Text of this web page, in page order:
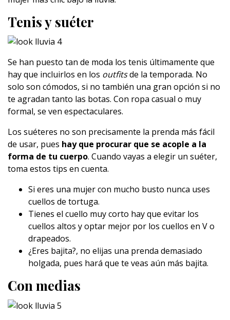
Tenis y suéter
Se han puesto tan de moda los tenis últimamente que
hay que incluirlos en los outfitsde la temporada. No
solo son cómodos, si no también una gran opción si no
te agradan tanto las botas. Con ropa casual o muy
formal, se ven espectaculares.
Los suéteres no son precisamente la prenda más fácil
de usar, pues hay que procurar que se acople a la
forma de tu cuerpo. Cuando vayas a elegir un suéter,
toma estos tips en cuenta.
Si eres una mujer con mucho busto nunca uses
cuellos de tortuga.
Tienes el cuello muy corto hay que evitar los
cuellos altos y optar mejor por los cuellos en V o
drapeados.
¿Eres bajita?, no elijas una prenda demasiado
holgada, pues hará que te veas aún más bajita.
Con medias